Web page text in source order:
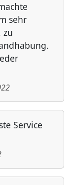
sehr
zu
Service